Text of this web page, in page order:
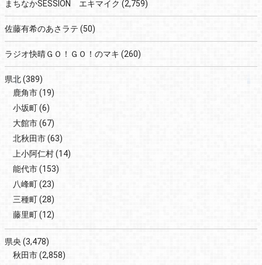
まちなかSESSION エキマイク (2,759)
佐藤有希のあさラテ (50)
ラジオ快晴ＧＯ！ＧＯ！のマキ (260)
県北(389)
鹿角市(19)
小坂町(6)
大館市(67)
北秋田市(63)
上小阿仁村(14)
能代市(153)
八峰町(23)
三種町(28)
藤里町(12)
県央 (3,478)
秋田市(2,858)